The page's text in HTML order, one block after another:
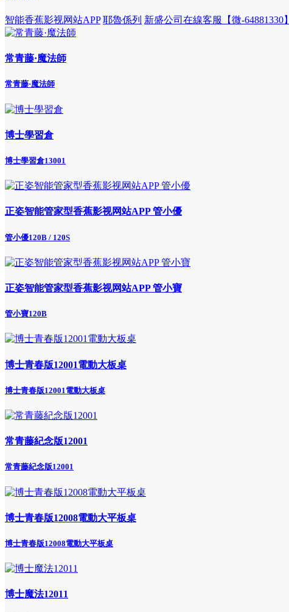
智能香蕉影视网站APP 耶魯係列 新盛公司在線客服【微-64881330】
常青藤·魔法師
常青藤·魔法師
博士學習倉
博士學習倉13001
正姿智能管家型香蕉影视网站APP 管小優
管小優120B / 120S
正姿智能管家型香蕉影视网站APP 管小寶
管小寶120B
博士青春版12001電動大板桌
博士青春版12001電動大板桌
常青藤紀念版12001
常青藤紀念版12001
博士青春版12008電動大平板桌
博士青春版12008電動大平板桌
博士魔法12011